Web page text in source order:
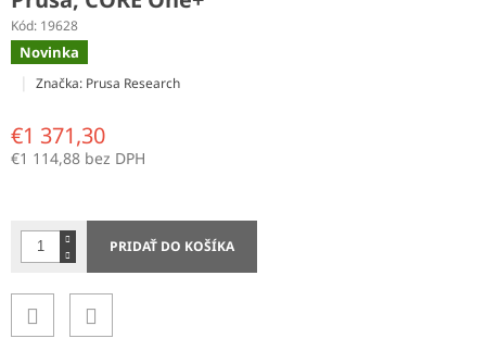
Kód: 19628
Novinka
Značka: Prusa Research
€1 371,30
€1 114,88 bez DPH
PRIDAŤ DO KOŠÍKA